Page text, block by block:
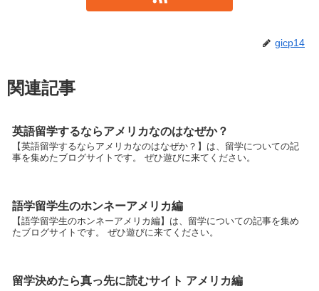
gicp14
関連記事
英語留学するならアメリカなのはなぜか？
【英語留学するならアメリカなのはなぜか？】は、留学についての記
事を集めたブログサイトです。 ぜひ遊びに来てください。
語学留学生のホンネーアメリカ編
【語学留学生のホンネーアメリカ編】は、留学についての記事を集め
たブログサイトです。 ぜひ遊びに来てください。
留学決めたら真っ先に読むサイト アメリカ編